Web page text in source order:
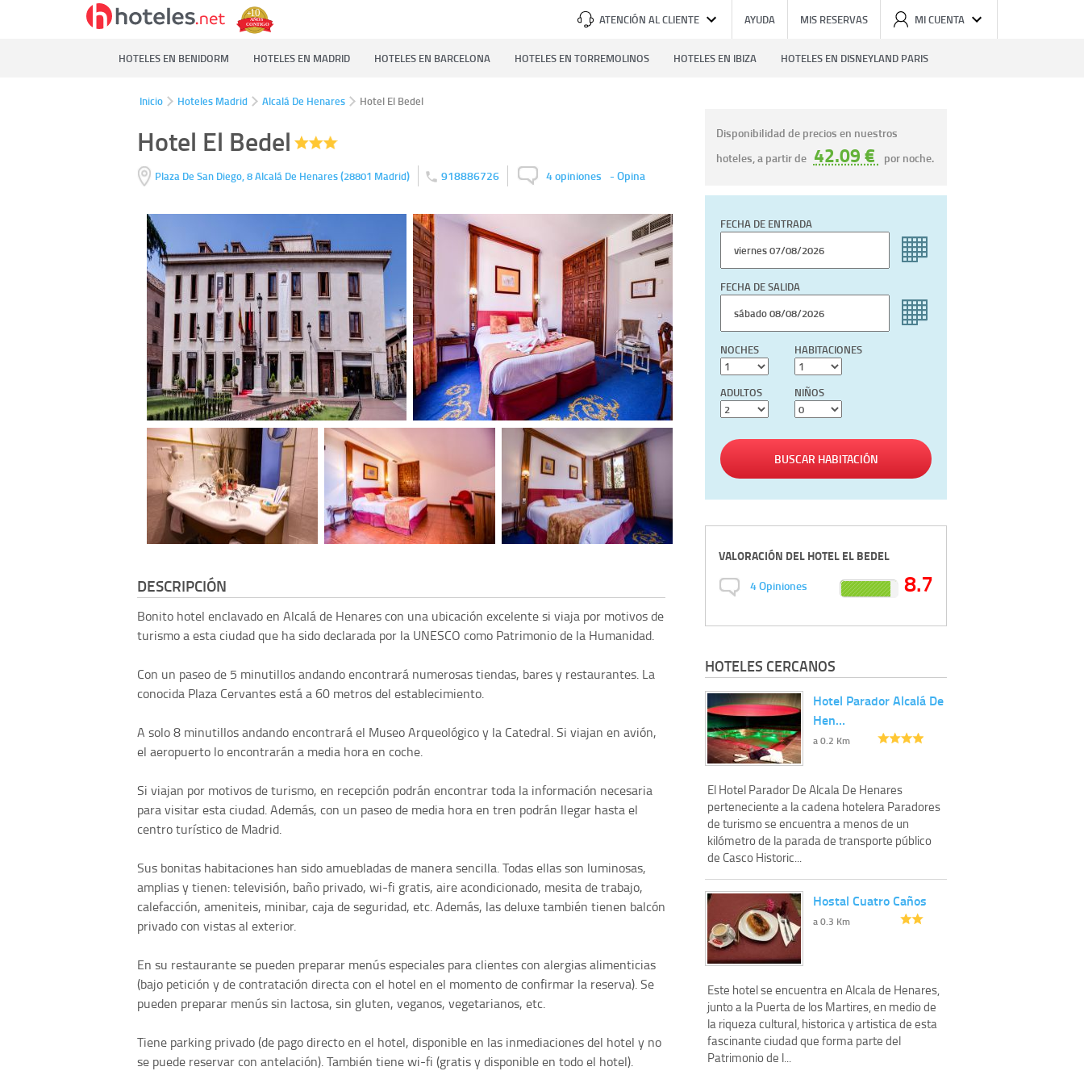
ATENCIÓN AL CLIENTE AYUDA MIS RESERVAS MI CUENTA
HOTELES EN BENIDORM HOTELES EN MADRID HOTELES EN BARCELONA HOTELES EN TORREMOLINOS HOTELES EN IBIZA HOTELES EN DISNEYLAND PARIS
Inicio Hoteles Madrid Alcalá De Henares Hotel El Bedel
Hotel El Bedel
Plaza De San Diego, 8Alcalá De Henares(28801 Madrid) 918886726 4 opiniones -Opina
DESCRIPCIÓN
Bonito hotel enclavado en Alcalá de Henares con una ubicación excelente si viaja por motivos de
turismo a esta ciudad que ha sido declarada por la UNESCO como Patrimonio de la Humanidad.
Con un paseo de 5 minutillos andando encontrará numerosas tiendas, bares y restaurantes. La
conocida Plaza Cervantes está a 60 metros del establecimiento.
A solo 8 minutillos andando encontrará el Museo Arqueológico y la Catedral. Si viajan en avión,
el aeropuerto lo encontrarán a media hora en coche.
Si viajan por motivos de turismo, en recepción podrán encontrar toda la información necesaria
para visitar esta ciudad. Además, con un paseo de media hora en tren podrán llegar hasta el
centro turístico de Madrid.
Sus bonitas habitaciones han sido amuebladas de manera sencilla. Todas ellas son luminosas,
amplias y tienen: televisión, baño privado, wi-fi gratis, aire acondicionado, mesita de trabajo,
calefacción, ameniteis, minibar, caja de seguridad, etc. Además, las deluxe también tienen balcón
privado con vistas al exterior.
En su restaurante se pueden preparar menús especiales para clientes con alergias alimenticias
(bajo petición y de contratación directa con el hotel en el momento de confirmar la reserva). Se
pueden preparar menús sin lactosa, sin gluten, veganos, vegetarianos, etc.
Tiene parking privado (de pago directo en el hotel, disponible en las inmediaciones del hotel y no
se puede reservar con antelación). También tiene wi-fi (gratis y disponible en todo el hotel).
Disponibilidad de precios en nuestros
hoteles, a partir de 42.09 € por noche.
FECHA DE ENTRADA
FECHA DE SALIDA
NOCHES HABITACIONES
ADULTOS NIÑOS
BUSCAR HABITACIÓN
VALORACIÓN DELHOTEL EL BEDEL
4Opiniones 8.7
HOTELES CERCANOS
Hotel Parador Alcalá De
Hen…
a 0.2 Km
El Hotel Parador De Alcala De Henares
perteneciente a la cadena hotelera Paradores
de turismo se encuentra a menos de un
kilómetro de la parada de transporte público
de Casco Historic...
Hostal Cuatro Caños
a 0.3 Km
Este hotel se encuentra en Alcala de Henares,
junto a la Puerta de los Martires, en medio de
la riqueza cultural, historica y artistica de esta
fascinante ciudad que forma parte del
Patrimonio de l...